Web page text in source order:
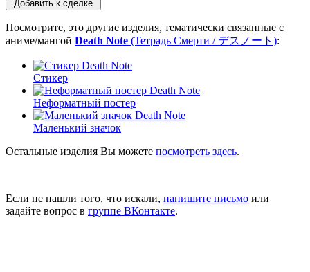
Посмотрите, это другие изделия, тематически связанные с
аниме/мангой Death Note (Тетрадь Смерти / デスノート):
Стикер
Неформатный постер
Маленький значок
Остальные изделия Вы можете посмотреть здесь.
Если не нашли того, что искали, напишите письмо или
задайте вопрос в группе ВКонтакте.